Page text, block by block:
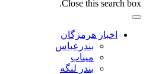
Close this search box.
اخبار هرمزگان
بندرعباس
میناب
بندر لنگه